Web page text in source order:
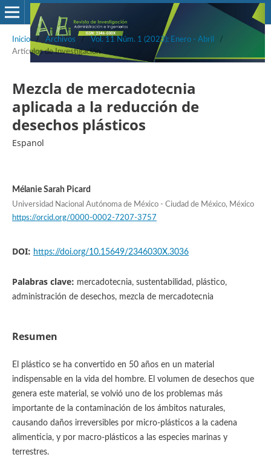
Inicio / Archivos / Vol. 11 Núm. 1 (2023): Enero - Abril
/
Artículos de Investigación
Mezcla de mercadotecnia
aplicada a la reducción de
desechos plásticos
Espanol
Mélanie Sarah Picard
Universidad Nacional Autónoma de México - Ciudad de México, México
https://orcid.org/0000-0002-7207-3757
DOI: https://doi.org/10.15649/2346030X.3036
Palabras clave: mercadotecnia, sustentabilidad, plástico,
administración de desechos, mezcla de mercadotecnia
Resumen
El plástico se ha convertido en 50 años en un material
indispensable en la vida del hombre. El volumen de desechos que
genera este material, se volvió uno de los problemas más
importante de la contaminación de los ámbitos naturales,
causando daños irreversibles por micro-plásticos a la cadena
alimenticia, y por macro-plásticos a las especies marinas y
terrestres.